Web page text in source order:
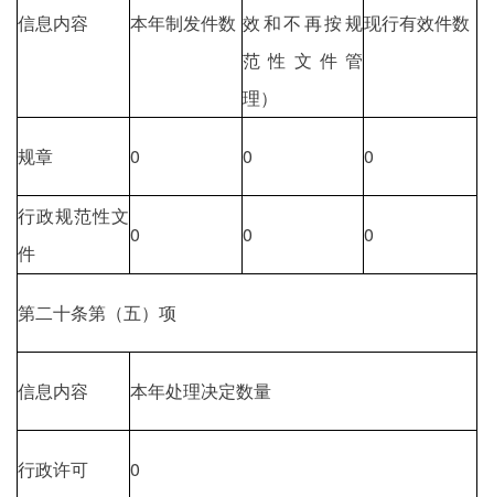
信息内容 本年制发件数 效和不再按规
范性文件管
理）
现行有效件数
规章 0 0 0
行政规范性文
件
0 0 0
第二十条第（五）项
信息内容 本年处理决定数量
行政许可 0